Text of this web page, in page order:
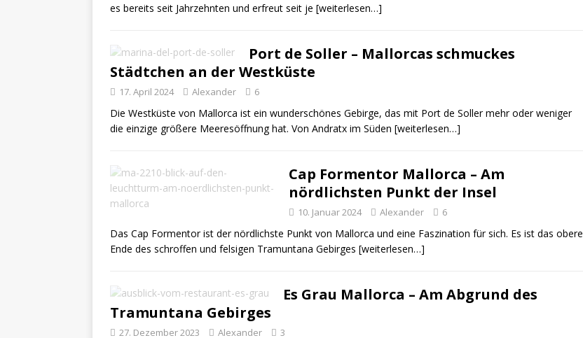
es bereits seit Jahrzehnten und erfreut seit je [weiterlesen…]
Port de Soller – Mallorcas schmuckes
Städtchen an der Westküste
17. April 2024 Alexander 6
Die Westküste von Mallorca ist ein wunderschönes Gebirge, das mit Port de Soller mehr oder weniger
die einzige größere Meeresöffnung hat. Von Andratx im Süden [weiterlesen…]
Cap Formentor Mallorca – Am
nördlichsten Punkt der Insel
10. Januar 2024 Alexander 6
Das Cap Formentor ist der nördlichste Punkt von Mallorca und eine Faszination für sich. Es ist das obere
Ende des schroffen und felsigen Tramuntana Gebirges [weiterlesen…]
Es Grau Mallorca – Am Abgrund des
Tramuntana Gebirges
27. Dezember 2023 Alexander 3